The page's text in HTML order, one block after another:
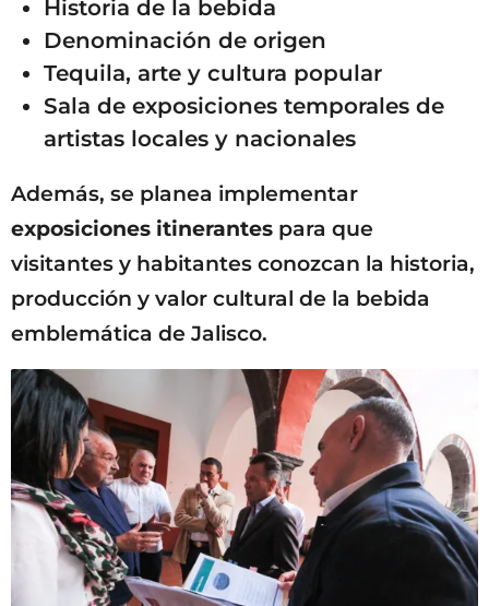
Historia de la bebida
Denominación de origen
Tequila, arte y cultura popular
Sala de exposiciones temporales de
artistas locales y nacionales
Además, se planea implementar
exposiciones itinerantes para que
visitantes y habitantes conozcan la historia,
producción y valor cultural de la bebida
emblemática de Jalisco.